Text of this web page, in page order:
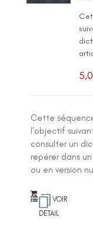
Cette
l'objectif
consulter un
repérer dans
ou en version
VOIR
DETAIL